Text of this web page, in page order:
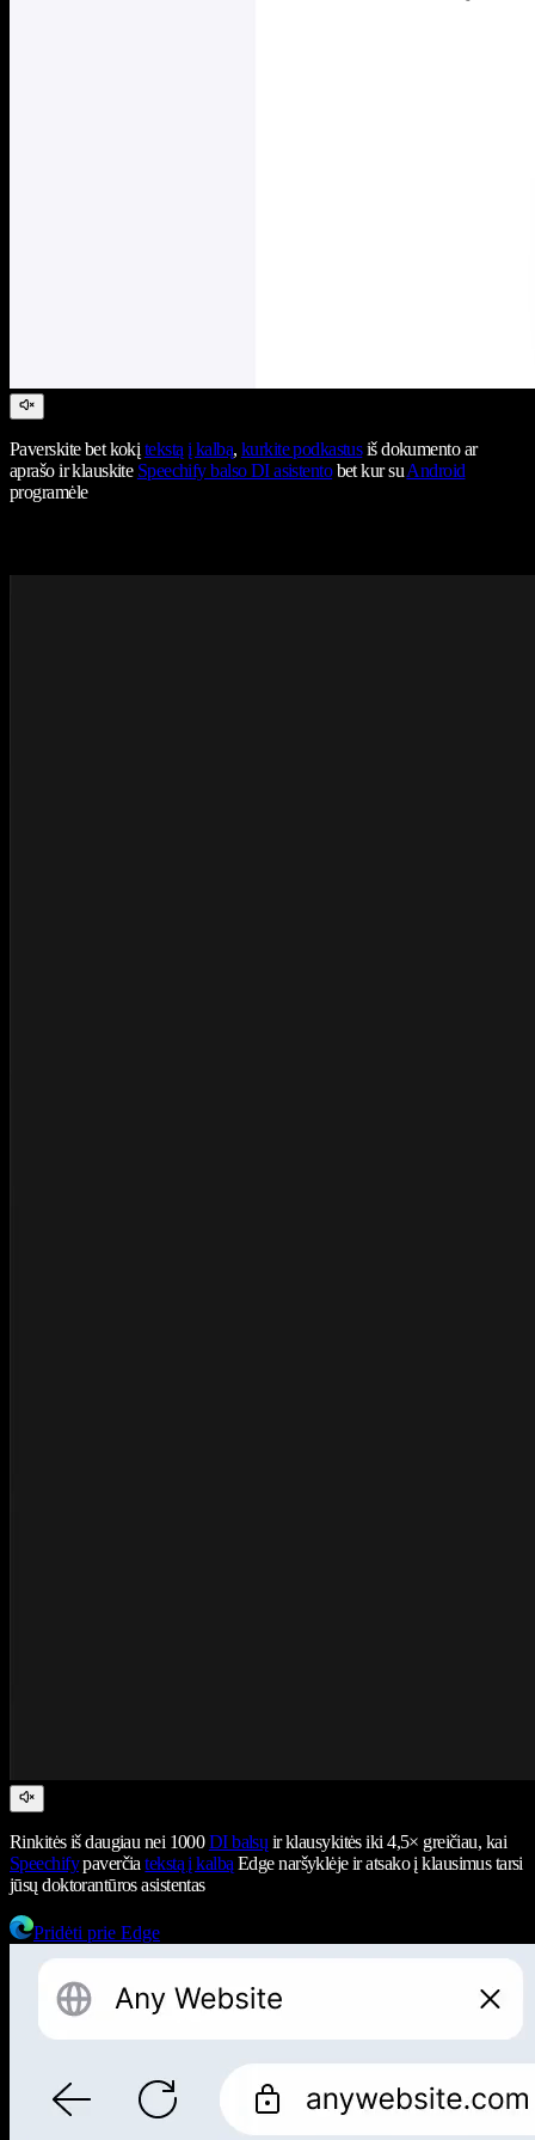
Paverskite bet kokįtekstą į kalbą, kurkite podkastusiš dokumento ar
aprašo ir klauskite Speechify balso DI asistentobet kur suAndroid
programėle
Rinkitės iš daugiau nei 1000DI balsų ir klausykitės iki 4,5× greičiau, kai
Speechifypaverčiatekstą į kalbą Edge naršyklėje ir atsako į klausimus tarsi
jūsų doktorantūros asistentas
Pridėti prie Edge